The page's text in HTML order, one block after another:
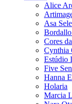
Alice
Asa
Cores
Cynthia
Estúdio
Five
Hanna
Holaria
Marcia